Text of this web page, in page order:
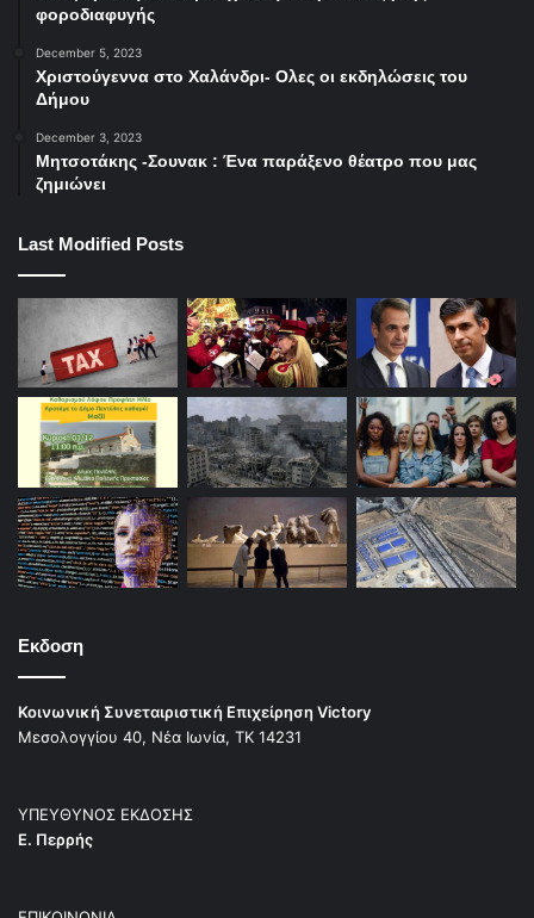
φοροδιαφυγής
December 5, 2023
Χριστούγεννα στο Χαλάνδρι- Ολες οι εκδηλώσεις του
Δήμου
December 3, 2023
Μητσοτάκης -Σουνακ : Ένα παράξενο θέατρο που μας
ζημιώνει
Last Modified Posts
Εκδοση
Κοινωνική Συνεταιριστική Επιχείρηση Victory
Μεσολογγίου 40, Νέα Ιωνία, ΤΚ 14231
ΥΠΕΥΘΥΝΟΣ ΕΚΔΟΣΗΣ
Ε. Περρής